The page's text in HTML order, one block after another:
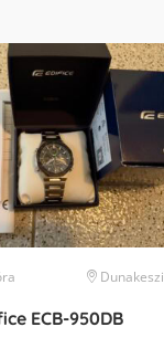
Dunakeszi
ECB-950DB